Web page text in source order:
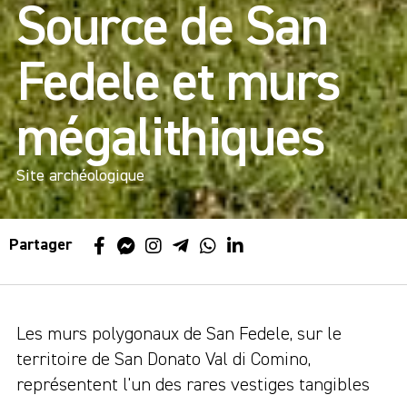
Source de San
Fedele et murs
mégalithiques
Site archéologique
Partager
Les murs polygonaux de San Fedele, sur le
territoire de San Donato Val di Comino,
représentent l'un des rares vestiges tangibles